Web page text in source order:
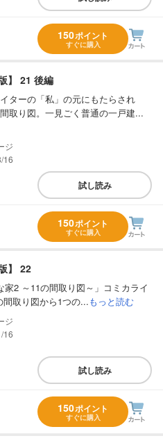
150ポイント
すぐに購入
】 21 後編
ターの「私」の元にもたらされ
取り図。一見ごく普通の一戸建...
16
試し読み
150ポイント
すぐに購入
】 22
家2 ～11の間取り図～」コミカライ
間取り図から1つの...もっと読む
16
試し読み
150ポイント
すぐに購入